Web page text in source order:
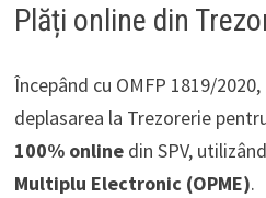
Plăți online din
Începând cu OMFP 1819/
deplasarea la Trezorerie
100% onlinedin SPV, utilizând
Multiplu Electronic (OPME).